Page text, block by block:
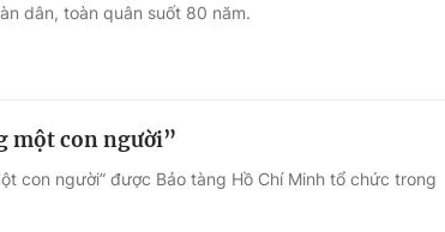
dân, toàn quân suốt 80 năm.
một con người”
con người” được Bảo tàng Hồ Chí Minh tổ chức trong